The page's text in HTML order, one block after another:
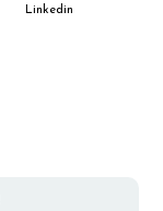
Linkedin